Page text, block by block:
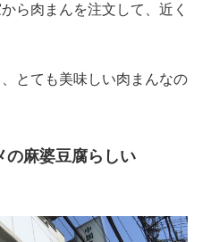
ら肉まんを注文して、近く
とても美味しい肉まんなの
の麻婆豆腐らしい